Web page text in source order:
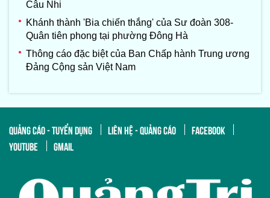
Câu Nhi
Khánh thành 'Bia chiến thắng' của Sư đoàn 308-
Quân tiên phong tại phường Đông Hà
Thông cáo đặc biệt của Ban Chấp hành Trung ương
Đảng Cộng sản Việt Nam
QUẢNG CÁO - TUYỂN DỤNG LIÊN HỆ - QUẢNG CÁO
FACEBOOK
YOUTUBE
GMAIL